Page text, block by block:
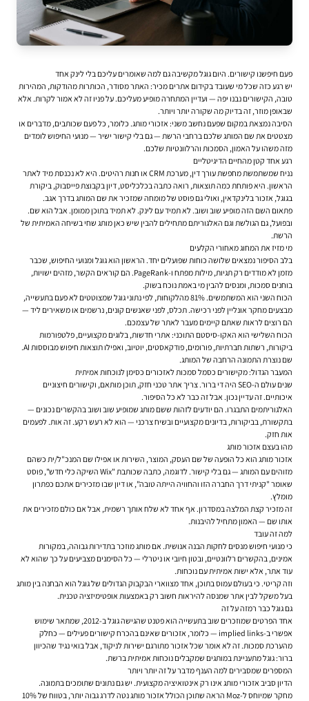
פעם חיפשנו קישורים. היום גוגל מקשיבה גם למה שאומרים עליכם בלי לינק אחד
יש רגע כזה שכל מי שעובד בקידום אתריםמכיר: האתר מסודר, הכותרות מהודקות, המהירות
טובה, הקישורים נבנו יפה — ועדיין המתחרה מופיע מעליכם. על פניו זה לא אמור לקרות. אלא
שבאופן מוזר, זה בדיוק מה שקורה יותר ויותר.
הסיבה נמצאת במקום שפעם נחשב משני: אזכורי מותג. כלומר, כל פעם שכותבים, מדברים או
מצטטים את שם המותג שלכם ברחבי הרשת — גם בלי קישור ישיר — מנועי החיפוש לומדים
מזה משהו על האמון, הסמכות והרלוונטיות שלכם.
רגע אחד קטן מהחיים הדיגיטליים
נניח שמשתמשת מחפשת עורך דין, מערכת CRM או חנות רהיטים. היא לא נכנסת מיד לאתר
הראשון. היא פותחת כמה תוצאות, רואה כתבה בכלכליסט, דיון בקבוצת פייסבוק, ביקורת
בגוגל, אזכור בלינקדאין, ואולי גם פוסט של מומחה שמזכיר את שם המותג בדרך אגב.
פתאום השם הזה מופיע שוב ושוב. לא תמיד עם לינק. לא תמיד בתוכן ממומן. אבל הוא שם.
ובפועל, גם הגולשת וגם האלגוריתם מתחילים להבין שיש כאן מותג שחי בשיחה האמיתית של
הרשת.
מי מזיז את המחוג מאחורי הקלעים
בלב הסיפור נמצאים שלושה כוחות שפועלים יחד. הראשון הוא גוגל ומנועי החיפוש, שכבר
מזמן לא מודדים רק תגיות, מילות מפתח ו-PageRank. הם קוראים הקשר, מזהים ישויות,
בוחנים סמכות, ומנסים להבין מי באמת נוכח בשוק.
הכוח השני הוא המשתמשים. 81% מהלקוחות, לפי נתוני גוגל שמצוטטים לא פעם בתעשייה,
מבצעים מחקר אונליין לפני רכישה. תכלס, לפני שאנשים קונים, נרשמים או משאירים ליד —
הם רוצים לראות שאתם קיימים מעבר לאתר של עצמכם.
הכוח השלישי הוא האקו-סיסטם התוכני: אתרי חדשות, בלוגים מקצועיים, פלטפורמות
ביקורות, רשתות חברתיות, פורומים, פודקאסטים, יוטיוב, ואפילו תוצאות חיפוש מבוססות AI.
שם נוצרת התמונה הרחבה של המותג.
המעבר הגדול: מקישורים כסמל סמכות לאזכורים כסימן לנוכחות אמיתית
שנים עולם ה-SEO היה די ברור. צריך אתר טכני חזק, תוכן מותאם, וקישורים חיצוניים
איכותיים. זה עדיין נכון. אבל זה כבר לא כל הסיפור.
האלגוריתמים התבגרו. הם יודעים לזהות ששם מותג שמופיע שוב ושוב בהקשרים נכונים —
בתקשורת, בביקורות, בדיונים מקצועיים ובשיח צרכני — הוא לא רעש רקע. זה אות. לפעמים
אות חזק.
מהו בעצם אזכור מותג
אזכור מותג הוא כל הופעה של שם העסק, המוצר, השירות או אפילו שם המנכ"ל/ית כשהם
מזוהים עם המותג — גם בלי קישור. לדוגמה, כתבה שכותבת "Wix השיקה כלי חדש", פוסט
שאומר "קניתי דרך החברה הזו והחוויה הייתה טובה", או דיון שבו מזכירים אתכם כפתרון
מומלץ.
זה מזכיר קצת המלצה במסדרון. אף אחד לא שלח אותך רשמית, אבל אם כולם מזכירים את
אותו שם — האמון מתחיל להיבנות.
למה זה עובד
כי מנועי חיפוש מנסים לחקות הבנה אנושית. אם מותג מוזכר בתדירות גבוהה, במקורות
אמינים, בהקשרים רלוונטיים, ובטון חיובי או ניטרלי — כל הסימנים מצביעים על כך שהוא לא
עוד אתר, אלא ישות אמיתית עם נוכחות.
וזה קריטי. כי בעולם עמוס בתוכן, אחד מצווארי הבקבוק הגדולים של גוגל הוא הבחנה בין מותג
בעל משקל לבין אתר שמנסה להיראות חשוב רק באמצעות אופטימיזציה טכנית.
גם גוגל כבר רמזה על זה
אחד הפרטים שמוזכרים שוב בתעשייה הוא פטנט שהגישה גוגל ב-2012, שמתאר שימוש
אפשרי ב-implied links — כלומר, אזכורים שאינם בהכרח קישורים פעילים — כחלק
מהערכת סמכות. זה לא אומר שכל אזכור מתורגם ישירות לניקוד, אבל בואי נגיד שהכיוון
ברור: גוגל מתעניינת במותגים שמקבלים נוכחות אמיתית ברשת.
המספרים שמסבירים למה הענף מדבר על זה יותר ויותר
הדיון סביב אזכורי מותג אינו רק אינטואיציה מקצועית. יש גם נתונים שתומכים בתמונה.
מחקר שמיוחס ל-Moz הראה שתוכן הכולל אזכור מותג נטה לדרג גבוה יותר, בטווח של 10%